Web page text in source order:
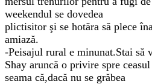
weekendul se dovedea
plictisitor şi se hotăra să plece
amiază.
-Peisajul rural e minunat.Stai să
Shay aruncă o privire spre
seama că,dacă nu se grăbea